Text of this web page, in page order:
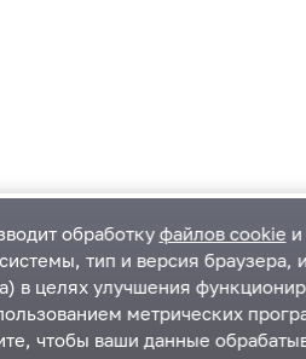
округ Московской
обработку файлов cookie
тип и версия браузера,
в целях улучшения
метрических
чтобы ваши данные